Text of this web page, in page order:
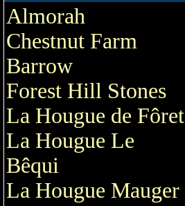
Almorah
Chestnut Farm
Barrow
Forest Hill Stones
La Hougue de Fôret
La Hougue Le
Bêqui
La Hougue Mauger